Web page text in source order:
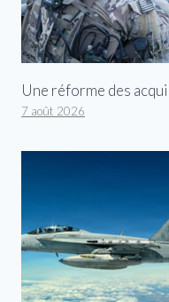
Une réforme des
7 août 2026